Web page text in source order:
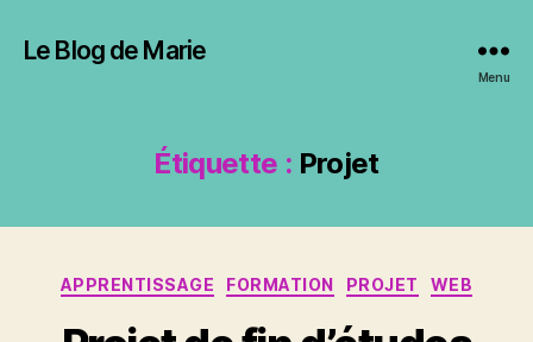
Le Blog de Marie
Menu
Étiquette : Projet
Catégories
APPRENTISSAGE FORMATION PROJET WEB